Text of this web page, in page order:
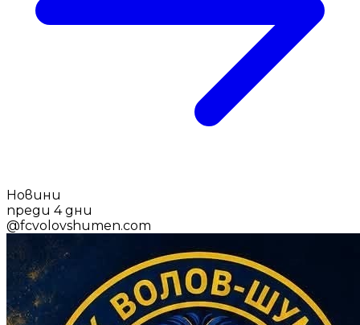
Новини
преди 4 дни
@fcvolovshumen.com